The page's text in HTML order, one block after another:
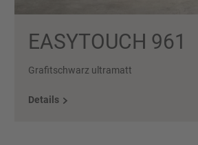
EASYTOUCH 961
Grafitschwarz ultramatt
Details